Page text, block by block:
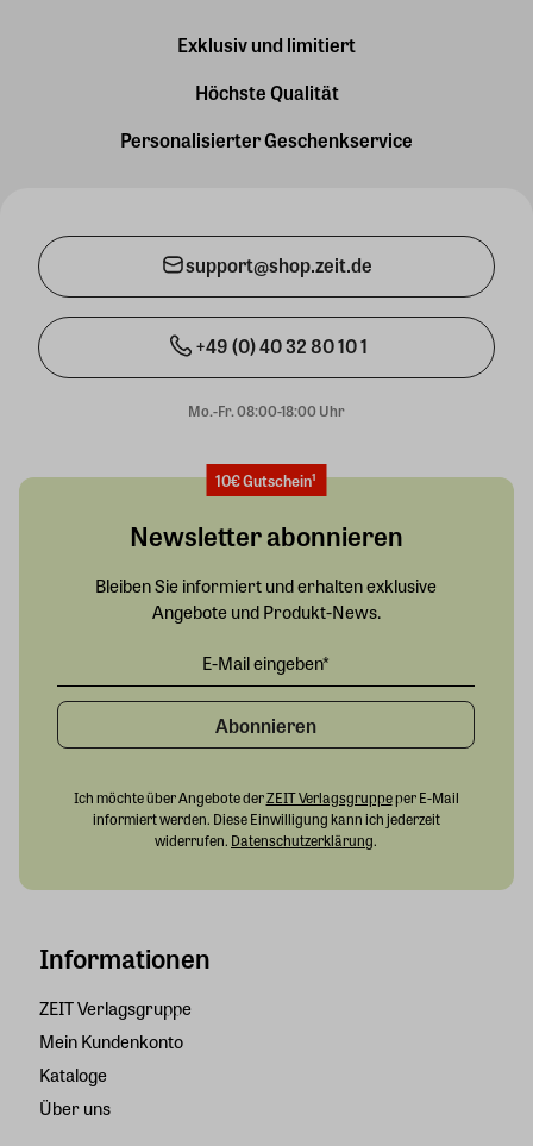
Exklusiv und limitiert
Höchste Qualität
Personalisierter Geschenkservice
support@shop.zeit.de
+49 (0) 40 32 80 10 1
Mo.-Fr. 08:00-18:00 Uhr
Informationen
ZEIT Verlagsgruppe
Mein Kundenkonto
Kataloge
Über uns
10€ Gutschein¹
Newsletter abonnieren
Bleiben Sie informiert und erhalten exklusive
Angebote und Produkt-News.
Abonnieren
Ich möchte über Angebote derZEIT Verlagsgruppeper E-Mail
informiert werden. Diese Einwilligung kann ich jederzeit
widerrufen. Datenschutzerklärung.